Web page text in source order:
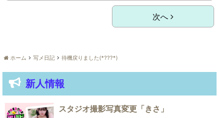
次へ
ホーム 写メ日記 待機戻りました(*???*)
新人情報
スタジオ撮影写真変更「きさ」